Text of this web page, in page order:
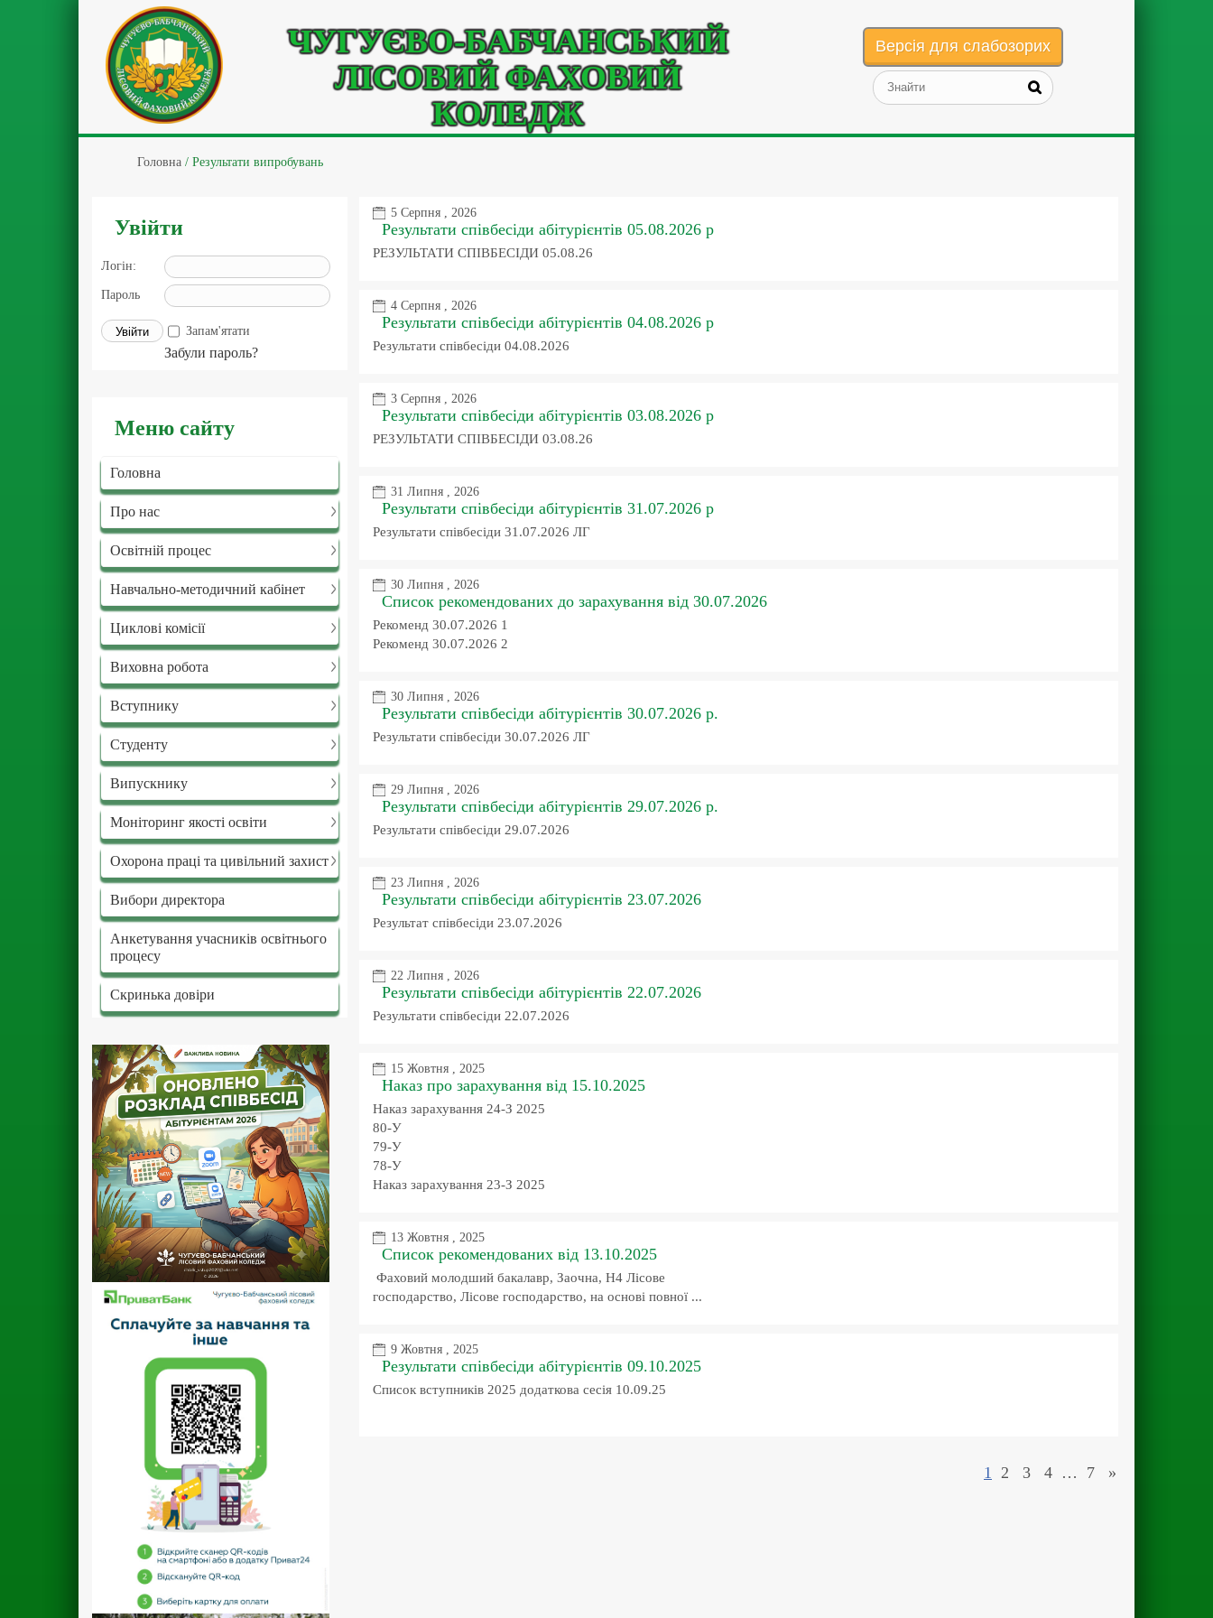
ЧУГУЄВО-БАБЧАНСЬКИЙ
ЛІСОВИЙ ФАХОВИЙ
КОЛЕДЖ
Версія для слабозорих
Головна / Результати випробувань
Увійти
Логін:
Пароль
Запам'ятати
Забули пароль?
Меню сайту
Головна
Про нас
Освітній процес
Навчально-методичний кабінет
Циклові комісії
Виховна робота
Вступнику
Студенту
Випускнику
Моніторинг якості освіти
Охорона праці та цивільний захист
Вибори директора
Анкетування учасників освітнього
процесу
Скринька довіри
5 Серпня , 2026
Результати співбесіди абітурієнтів 05.08.2026 р
РЕЗУЛЬТАТИ СПІВБЕСІДИ 05.08.26
4 Серпня , 2026
Результати співбесіди абітурієнтів 04.08.2026 р
Результати співбесіди 04.08.2026
3 Серпня , 2026
Результати співбесіди абітурієнтів 03.08.2026 р
РЕЗУЛЬТАТИ СПІВБЕСІДИ 03.08.26
31 Липня , 2026
Результати співбесіди абітурієнтів 31.07.2026 р
Результати співбесіди 31.07.2026 ЛГ
30 Липня , 2026
Список рекомендованих до зарахування від 30.07.2026
Рекоменд 30.07.2026 1
Рекоменд 30.07.2026 2
30 Липня , 2026
Результати співбесіди абітурієнтів 30.07.2026 р.
Результати співбесіди 30.07.2026 ЛГ
29 Липня , 2026
Результати співбесіди абітурієнтів 29.07.2026 р.
Результати співбесіди 29.07.2026
23 Липня , 2026
Результати співбесіди абітурієнтів 23.07.2026
Результат співбесіди 23.07.2026
22 Липня , 2026
Результати співбесіди абітурієнтів 22.07.2026
Результати співбесіди 22.07.2026
15 Жовтня , 2025
Наказ про зарахування від 15.10.2025
Наказ зарахування 24-З 2025
80-У
79-У
78-У
Наказ зарахування 23-З 2025
13 Жовтня , 2025
Список рекомендованих від 13.10.2025
Фаховий молодший бакалавр, Заочна, H4 Лісове
господарство, Лісове господарство, на основі повної ...
9 Жовтня , 2025
Результати співбесіди абітурієнтів 09.10.2025
Список вступників 2025 додаткова сесія 10.09.25
1 2 3 4 … 7 »